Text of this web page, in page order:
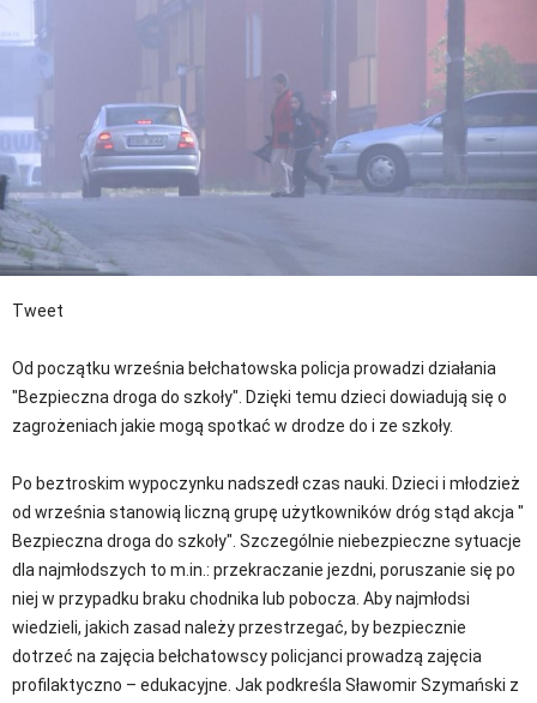
Tweet
Od początku września bełchatowska policja prowadzi działania
"Bezpieczna droga do szkoły". Dzięki temu dzieci dowiadują się o
zagrożeniach jakie mogą spotkać w drodze do i ze szkoły.
Po beztroskim wypoczynku nadszedł czas nauki. Dzieci i młodzież
od września stanowią liczną grupę użytkowników dróg stąd akcja "
Bezpieczna droga do szkoły". Szczególnie niebezpieczne sytuacje
dla najmłodszych to m.in.: przekraczanie jezdni, poruszanie się po
niej w przypadku braku chodnika lub pobocza. Aby najmłodsi
wiedzieli, jakich zasad należy przestrzegać, by bezpiecznie
dotrzeć na zajęcia bełchatowscy policjanci prowadzą zajęcia
profilaktyczno – edukacyjne. Jak podkreśla Sławomir Szymański z